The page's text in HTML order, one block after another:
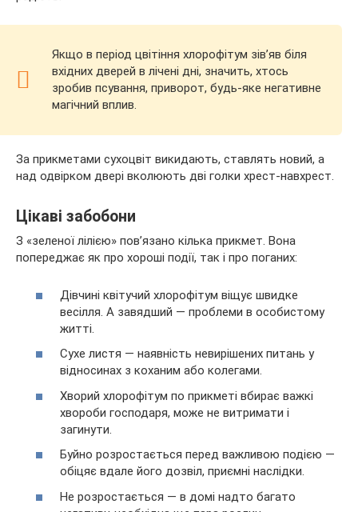
Якщо в період цвітіння хлорофітум зів’яв біля
вхідних дверей в лічені дні, значить, хтось
зробив псування, приворот, будь-яке негативне
магічний вплив.
За прикметами сухоцвіт викидають, ставлять новий, а
над одвірком двері вколюють дві голки хрест-навхрест.
Цікаві забобони
З «зеленої лілією» пов’язано кілька прикмет. Вона
попереджає як про хороші події, так і про поганих:
Дівчині квітучий хлорофітум віщує швидке
весілля. А завядший — проблеми в особистому
житті.
Сухе листя — наявність невирішених питань у
відносинах з коханим або колегами.
Хворий хлорофітум по прикметі вбирає важкі
хвороби господаря, може не витримати і
загинути.
Буйно розростається перед важливою подією —
обіцяє вдале його дозвіл, приємні наслідки.
Не розростається — в домі надто багато